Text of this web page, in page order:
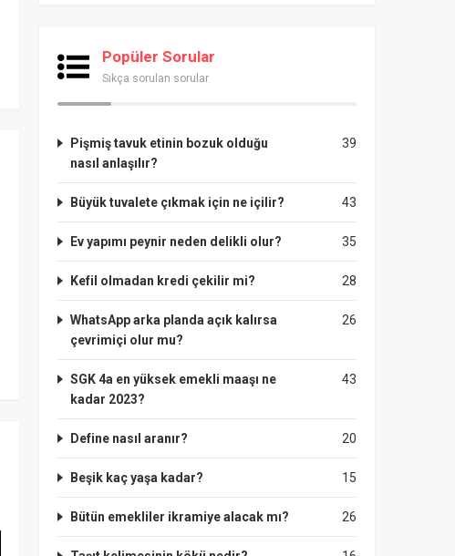
Popüler Sorular
Sıkça sorulan sorular
39
Pişmiş tavuk etinin bozuk olduğu
nasıl anlaşılır?
43
Büyük tuvalete çıkmak için ne içilir?
35
Ev yapımı peynir neden delikli olur?
28
Kefil olmadan kredi çekilir mi?
26
WhatsApp arka planda açık kalırsa
çevrimiçi olur mu?
43
SGK 4a en yüksek emekli maaşı ne
kadar 2023?
20
Define nasıl aranır?
15
Beşik kaç yaşa kadar?
26
Bütün emekliler ikramiye alacak mı?